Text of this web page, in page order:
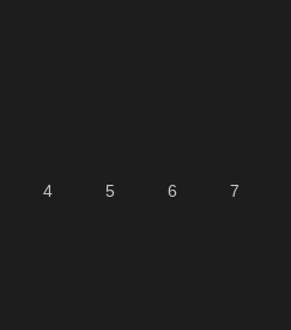
4 5 6 7